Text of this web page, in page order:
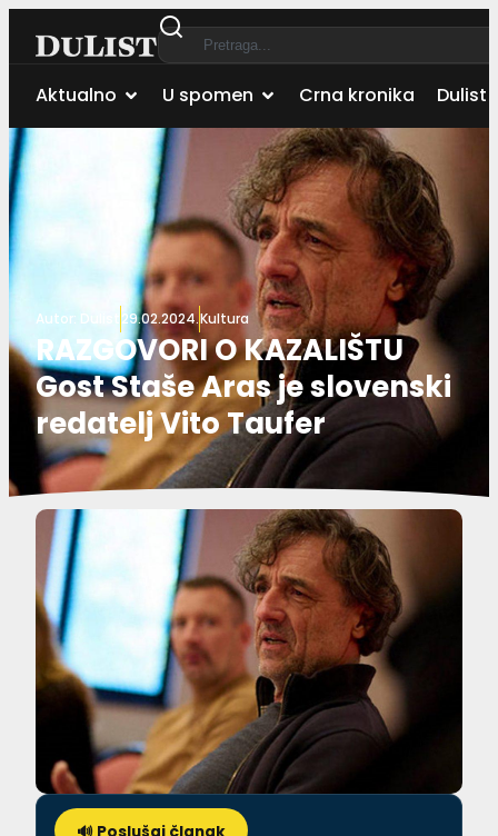
Aktualno U spomen Crna kronika Dulist
Autor: Dulist 29.02.2024.Kultura
RAZGOVORI O KAZALIŠTU
Gost Staše Aras je slovenski
redatelj Vito Taufer